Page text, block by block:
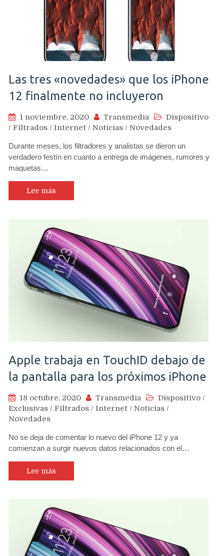
Las tres «novedades» que los iPhone
12 finalmente no incluyeron
1 noviembre, 2020 Transmedia
Dispositivo
/ Filtrados / Internet / Noticias / Novedades
Durante meses, los filtradores y analistas se dieron un
verdadero festín en cuanto a entrega de imágenes, rumores y
maquetas…
Lee más
Apple trabaja en TouchID debajo de
la pantalla para los próximos iPhone
18 octubre, 2020 Transmedia Dispositivo /
Exclusivas / Filtrados / Internet / Noticias /
Novedades
No se deja de comentar lo nuevo del iPhone 12 y ya
comienzan a surgir nuevos datos relacionados con el…
Lee más